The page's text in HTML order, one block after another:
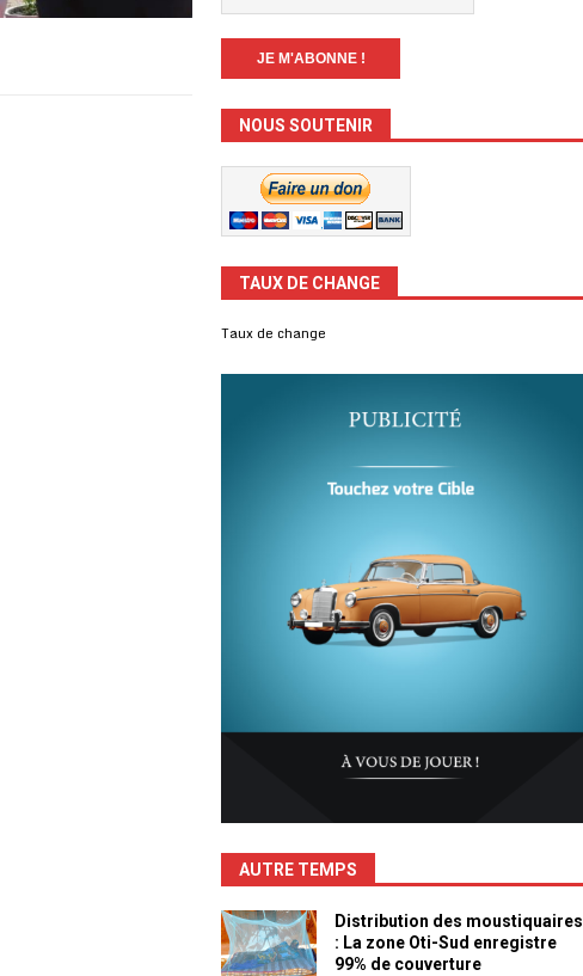
NOUS SOUTENIR
TAUX DE CHANGE
Taux de change
AUTRE TEMPS
Distribution des moustiquaires
: La zone Oti-Sud enregistre
99% de couverture